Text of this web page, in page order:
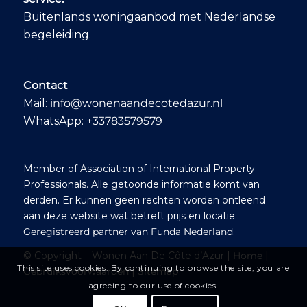
een charmante
lokale markt waar
we genoten van een
een prachtige plek
met zee- en
boszicht, de juiste
indeling en
zodat we onze eigen
stijl kunnen
aanbrengen. Ook
tijdens het formele
traject – van
onderhandeling tot
juridische afwikkeling
– hield Ab alles
scherp in de gaten
en wees hij ons op
de juiste partijen om
Buitenlands woningaanbod met Nederlandse
begeleiding.
Contact
Mail: info@wonenaandecotedazur.nl
WhatsApp: +33783579579
Member of Association of International Property
Professionals. Alle getoonde informatie komt van
derden. Er kunnen geen rechten worden ontleend
aan deze website wat betreft prijs en locatie.
Geregistreerd partner van Funda Nederland.
© Copyright – Wonen Aan De Côte d’Azur | Home|
Gebruiksvoorwaarden|Sitemap
This site uses cookies. By continuing to browse the site, you are
agreeing to our use of cookies.